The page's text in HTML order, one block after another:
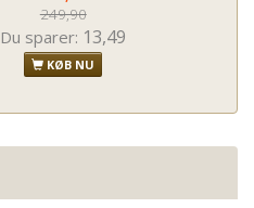
249,90
Du sparer: 13,49
KØB NU